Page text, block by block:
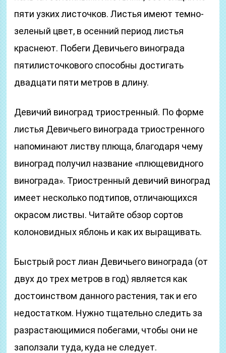
пяти узких листочков. Листья имеют темно-
зеленый цвет, в осенний период листья
краснеют. Побеги Девичьего винограда
пятилисточкового способны достигать
двадцати пяти метров в длину.
Девичий виноград триостренный. По форме
листья Девичьего винограда триостренного
напоминают листву плюща, благодаря чему
виноград получил название «плющевидного
винограда». Триостренный девичий виноград
имеет несколько подтипов, отличающихся
окрасом листвы. Читайте обзор сортов
колоновидных яблонь и как их выращивать.
Быстрый рост лиан Девичьего винограда (от
двух до трех метров в год) является как
достоинством данного растения, так и его
недостатком. Нужно тщательно следить за
разрастающимися побегами, чтобы они не
заползали туда, куда не следует.